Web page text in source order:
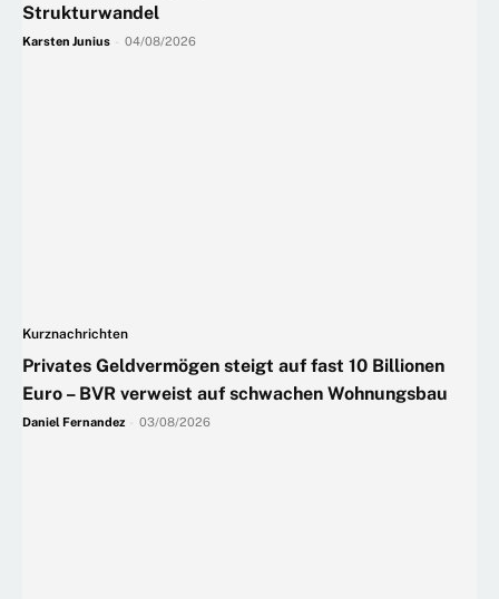
Strukturwandel
Karsten Junius 04/08/2026
Kurznachrichten
Privates Geldvermögen steigt auf fast 10 Billionen
Euro – BVR verweist auf schwachen Wohnungsbau
Daniel Fernandez 03/08/2026